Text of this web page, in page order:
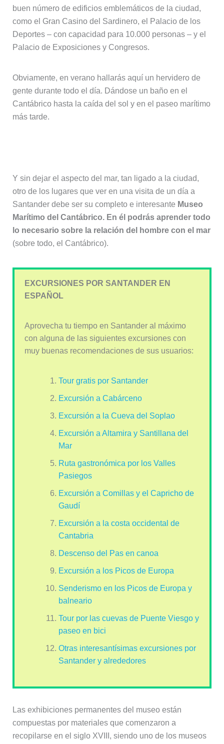
buen número de edificios emblemáticos de la ciudad,
como el Gran Casino del Sardinero, el Palacio de los
Deportes – con capacidad para 10.000 personas – y el
Palacio de Exposiciones y Congresos.
Obviamente, en verano hallarás aquí un hervidero de
gente durante todo el día. Dándose un baño en el
Cantábrico hasta la caída del sol y en el paseo marítimo
más tarde.
Y sin dejar el aspecto del mar, tan ligado a la ciudad,
otro de los lugares que ver en una visita de un día a
Santander debe ser su completo e interesante Museo
Marítimo del Cantábrico. En él podrás aprender todo
lo necesario sobre la relación del hombre con el mar
(sobre todo, el Cantábrico).
EXCURSIONES POR SANTANDER EN
ESPAÑOL
Aprovecha tu tiempo en Santander al máximo
con alguna de las siguientes excursiones con
muy buenas recomendaciones de sus usuarios:
Tour gratis por Santander
Excursión a Cabárceno
Excursión a la Cueva del Soplao
Excursión a Altamira y Santillana del
Mar
Ruta gastronómica por los Valles
Pasiegos
Excursión a Comillas y el Capricho de
Gaudí
Excursión a la costa occidental de
Cantabria
Descenso del Pas en canoa
Excursión a los Picos de Europa
Senderismo en los Picos de Europa y
balneario
Tour por las cuevas de Puente Viesgo y
paseo en bici
Otras interesantísimas excursiones por
Santander y alrededores
Las exhibiciones permanentes del museo están
compuestas por materiales que comenzaron a
recopilarse en el siglo XVIII, siendo uno de los museos